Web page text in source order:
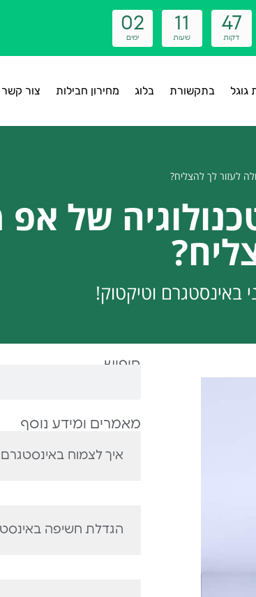
02
ימים
1 1
שעות
47
דקות
גוגל בתקשורת בלוג מחירון חבילות צור קשר
לעזור לך להצליח?
של אפ
באינסטגרם וטיקטוק!
חיפוש
מאמרים ומידע נוסף
איך לצמוח באינסטגרם
הגדלת חשיפה